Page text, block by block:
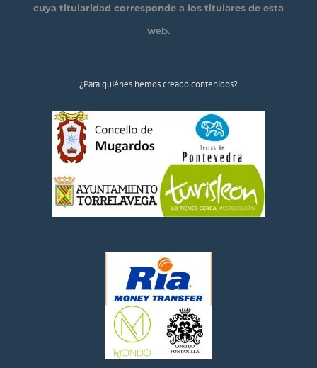
cuya titularidad corresponde a los titulares de esta
web.
¿Para quiénes hemos creado contenidos?